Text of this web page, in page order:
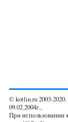
© kotlin.ru 2003-
09.02.2004г.,
При использовании